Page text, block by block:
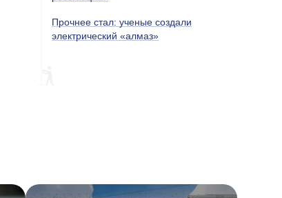
Прочнее стал: ученые создали
электрический «алмаз»